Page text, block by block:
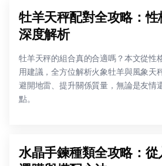
牡羊天秤配對全攻略：
深度解析
牡羊天秤的組合真的合適嗎？本文從性
用建議，全方位解析火象牡羊與風象天
避開地雷、提升關係質量，無論是友情
點。
水晶手鍊種類全攻略：